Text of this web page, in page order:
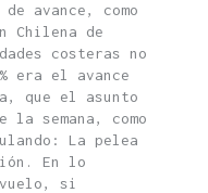
avance, como
Chilena de
costeras no
era el avance
que el asunto
semana, como
La pelea
En lo
si